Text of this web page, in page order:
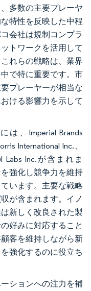
多数の主要プレーヤ
特性を反映した中程
会社は規制コンプラ
トワークを活用して
れらの戦略は、業界
で特に重要です。市
プレーヤーが相当な
ける影響力を示して
、Imperial Brands
International Inc.、
Labs Inc.が含まれま
強化し競争力を維持
います。主要な戦略
が含まれます。イノ
新しく改良された製
好みに対応すること
客を維持しながら新
強化するのに役立ち
ションへの注力を補